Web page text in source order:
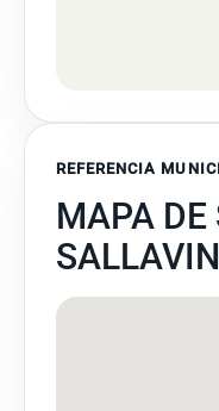
REFERENCIA
MAPA DE